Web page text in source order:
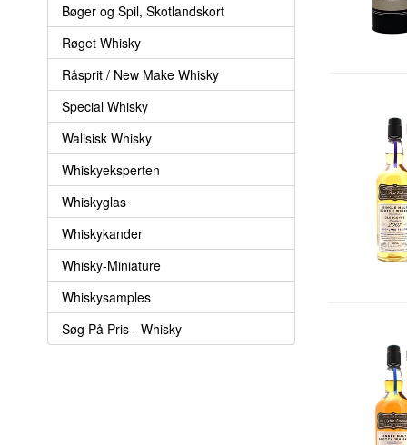
Bøger og Spil, Skotlandskort
Røget Whisky
Råsprit / New Make Whisky
Special Whisky
Walisisk Whisky
Whiskyeksperten
Whiskyglas
Whiskykander
Whisky-Miniature
Whiskysamples
Søg På Pris - Whisky